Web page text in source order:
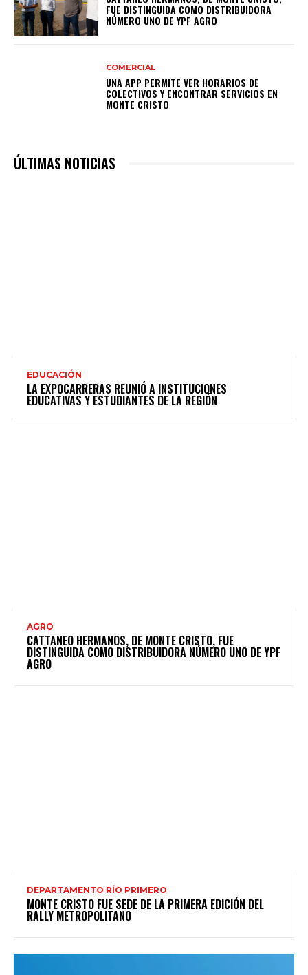
FUE DISTINGUIDA COMO DISTRIBUIDORA
NÚMERO UNO DE YPF AGRO
COMERCIAL
UNA APP PERMITE VER HORARIOS DE
COLECTIVOS Y ENCONTRAR SERVICIOS EN
MONTE CRISTO
ÚLTIMAS NOTICIAS
EDUCACIÓN
LA EXPOCARRERAS REUNIÓ A INSTITUCIONES
EDUCATIVAS Y ESTUDIANTES DE LA REGIÓN
AGRO
CATTANEO HERMANOS, DE MONTE CRISTO, FUE
DISTINGUIDA COMO DISTRIBUIDORA NÚMERO UNO DE YPF
AGRO
DEPARTAMENTO RÍO PRIMERO
MONTE CRISTO FUE SEDE DE LA PRIMERA EDICIÓN DEL
RALLY METROPOLITANO